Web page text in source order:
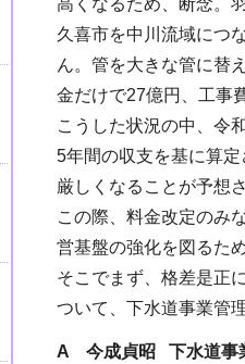
久喜市を中川流域につ
ん。管を大きな管に替
金だけで27億円、工事
こうした状況の中、令
5年間の収支を基に算
厳しくなることが予想
この際、料金改定のみ
営基盤の強化を図るた
そこでまず、格差是正
ついて、下水道事業管
A 今成貞昭 下水道事